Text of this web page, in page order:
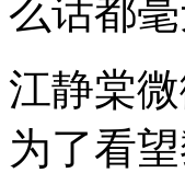
么话都
江静棠
为了看